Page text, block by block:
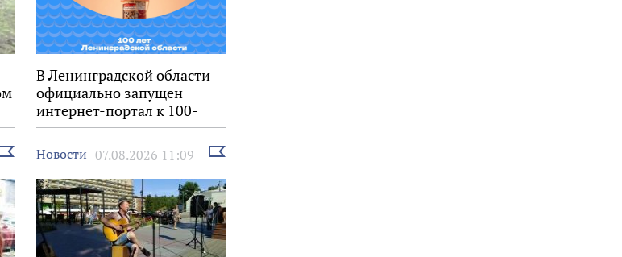
В Ленинградской области
официально запущен
интернет-портал к 100-
летию региона
Выбрать
новость
Новости 07.08.2026 11:09
Выбрать